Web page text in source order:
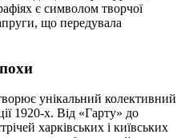
є символом творчої
що передувала
унікальний колективний
1920-х. Від «Гарту» до
харківських і київських